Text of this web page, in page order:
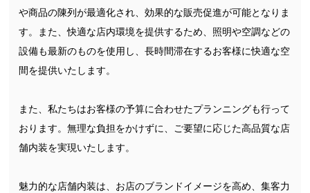
や商品の陳列が最適化され、効果的な販売促進が可能となりま
す。また、快適な店内環境を提供するため、照明や空調などの
設備も最新のものを使用し、長時間滞在するお客様に快適な空
間を提供いたします。
また、私たちはお客様の予算に合わせたプランニングも行って
おります。無理な負担をかけずに、ご要望に応じた高品質な店
舗内装を実現いたします。
魅力的な店舗内装は、お店のブランドイメージを高め、集客力